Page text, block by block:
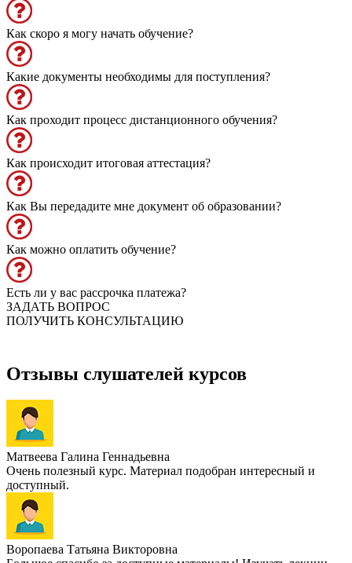
Как скоро я могу начать обучение?
Какие документы необходимы для поступления?
Как проходит процесс дистанционного обучения?
Как происходит итоговая аттестация?
Как Вы передадите мне документ об образовании?
Как можно оплатить обучение?
Есть ли у вас рассрочка платежа?
ЗАДАТЬ ВОПРОС
ПОЛУЧИТЬ КОНСУЛЬТАЦИЮ
Отзывы слушателей курсов
Матвеева Галина Геннадьевна
Очень полезный курс. Материал подобран интересный и
доступный.
Воропаева Татьяна Викторовна